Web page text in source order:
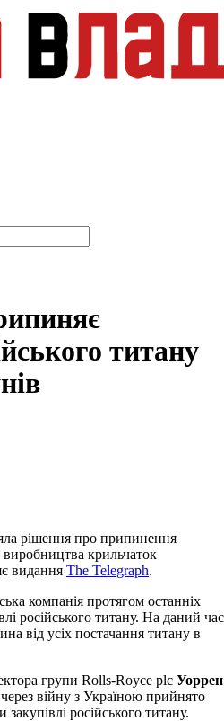
титану
рішення про припинення
виробництва крильчаток
видання The Telegraph.
компанія протягом останніх
російського титану. На даний час
від усіх постачання титану в
групи Rolls-Royce plc Уоррен
війну з Україною прийнято
російського титану.